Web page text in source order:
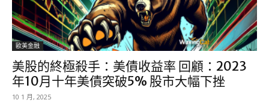
歐美金融
美股的終極殺手：美債收益率 回顧：2023
年10月十年美債突破5% 股市大幅下挫
10 1 月, 2025